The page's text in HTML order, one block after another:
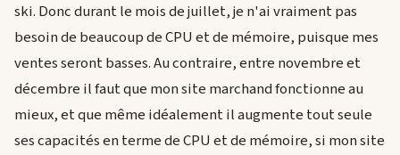
ski. Donc durant le mois de juillet, je n'ai vraiment pas
besoin de beaucoup de CPU et de mémoire, puisque mes
ventes seront basses. Au contraire, entre novembre et
décembre il faut que mon site marchand fonctionne au
mieux, et que même idéalement il augmente tout seule
ses capacités en terme de CPU et de mémoire, si mon site